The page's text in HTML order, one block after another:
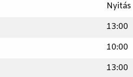
Nyitás
13:00
10:00
13:00